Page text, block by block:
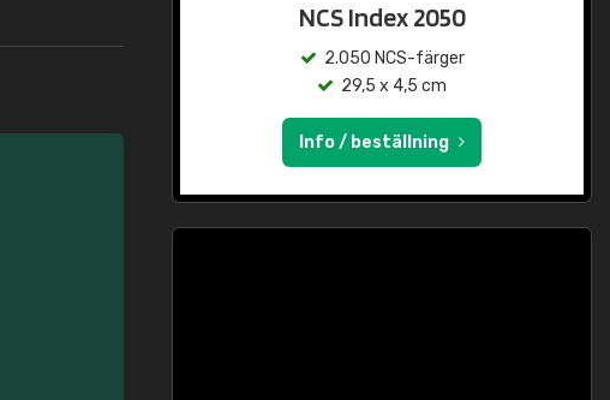
NCS Index 2050
2.050 NCS-färger
29,5 x 4,5 cm
Info / beställning